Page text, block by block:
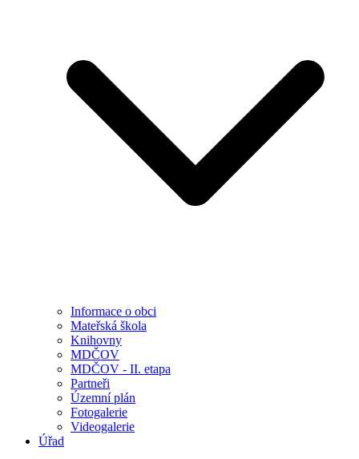
Informace o obci
Mateřská škola
Knihovny
MDČOV
MDČOV - II. etapa
Partneři
Územní plán
Fotogalerie
Videogalerie
Úřad